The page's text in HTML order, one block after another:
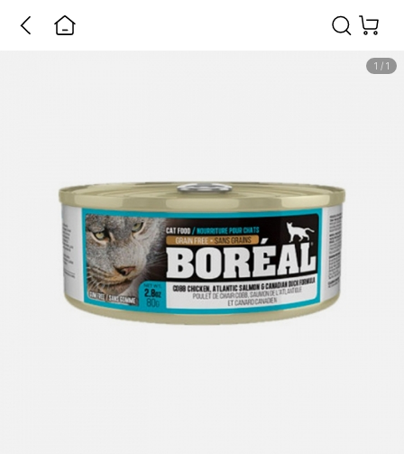
1 / 1